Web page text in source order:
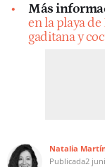
Más
en la playa
gaditana y
Natalia
Publicada2